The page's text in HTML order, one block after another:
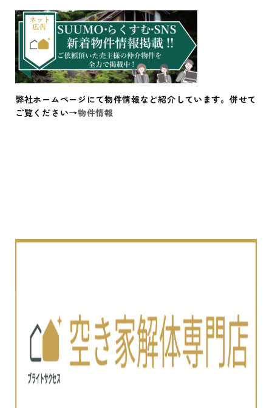
弊社ホームページにて物件情報など紹介しています。併せて
ご覧ください→物件情報